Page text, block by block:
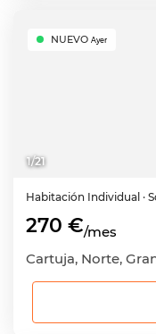
1/21
NUEVO Ayer
Habitación Individual ·
270 €/mes
Cartuja, Norte,